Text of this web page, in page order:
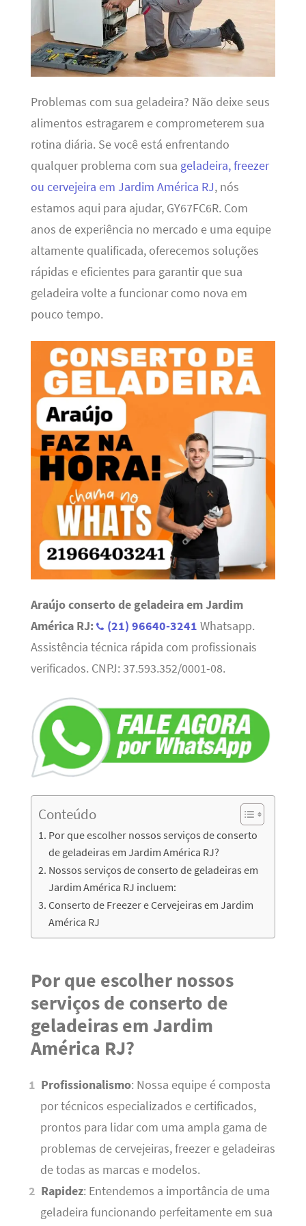
Problemas com sua geladeira? Não deixe seus
alimentos estragarem e comprometerem sua
rotina diária. Se você está enfrentando
qualquer problema com sua geladeira, freezer
ou cervejeira em Jardim América RJ, nós
estamos aqui para ajudar, GY67FC6R. Com
anos de experiência no mercado e uma equipe
altamente qualificada, oferecemos soluções
rápidas e eficientes para garantir que sua
geladeira volte a funcionar como nova em
pouco tempo.
Araújo conserto de geladeira em Jardim
América RJ:
(21) 96640-3241 Whatsapp.
Assistência técnica rápida com profissionais
verificados. CNPJ: 37.593.352/0001-08.
Conteúdo
Por que escolher nossos serviços de conserto
de geladeiras em Jardim América RJ?
Nossos serviços de conserto de geladeiras em
Jardim América RJ incluem:
Conserto de Freezer e Cervejeiras em Jardim
América RJ
Por que escolher nossos
serviços de conserto de
geladeiras em Jardim
América RJ?
Profissionalismo: Nossa equipe é composta
por técnicos especializados e certificados,
prontos para lidar com uma ampla gama de
problemas de cervejeiras, freezer e geladeiras
de todas as marcas e modelos.
Rapidez: Entendemos a importância de uma
geladeira funcionando perfeitamente em sua